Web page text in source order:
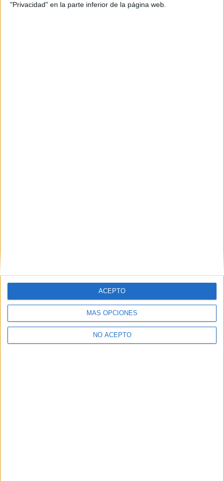
"Privacidad" en la parte inferior de la página web.
MÁS OPCIONES
NO ACEPTO
ACEPTO
Aceptolos Términos y Condicionesde uso*
Y como regalo de agradecimiento, por registrarte te daremos
gratis una copia de nuestro ebook con 100 consejos para tu
primer año de universidad